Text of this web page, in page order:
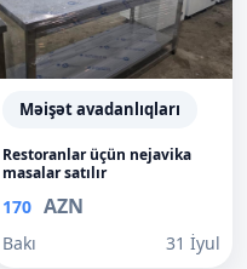
Məişət avadanlıqları
Restoranlar üçün nejavika
masalar satılır
170 AZN
Bakı 31 İyul